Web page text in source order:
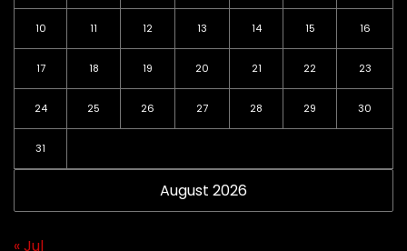
August 2026
10 11 12 13 14 15 16
17 18 19 20 21 22 23
24 25 26 27 28 29 30
31
« Jul